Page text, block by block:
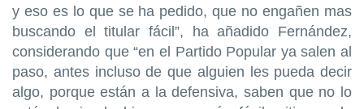
y eso es lo que se ha pedido, que no engañen mas
buscando el titular fácil”, ha añadido Fernández,
considerando que “en el Partido Popular ya salen al
paso, antes incluso de que alguien les pueda decir
algo, porque están a la defensiva, saben que no lo